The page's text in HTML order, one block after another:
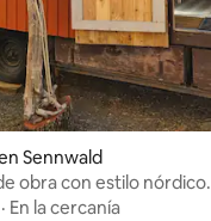
Sennwald
obra con estilo nórdico.
· En la cercanía